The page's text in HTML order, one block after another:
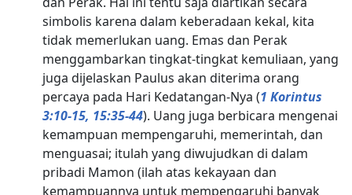
simbolis karena dalam keberadaan kekal, kita
tidak memerlukan uang. Emas dan Perak
menggambarkan tingkat-tingkat kemuliaan, yang
juga dijelaskan Paulus akan diterima orang
percaya pada Hari Kedatangan-Nya (1 Korintus
3:10-15, 15:35-44). Uang juga berbicara mengenai
kemampuan mempengaruhi, memerintah, dan
menguasai; itulah yang diwujudkan di dalam
pribadi Mamon (ilah atas kekayaan dan
kemampuannya untuk mempengaruhi banyak